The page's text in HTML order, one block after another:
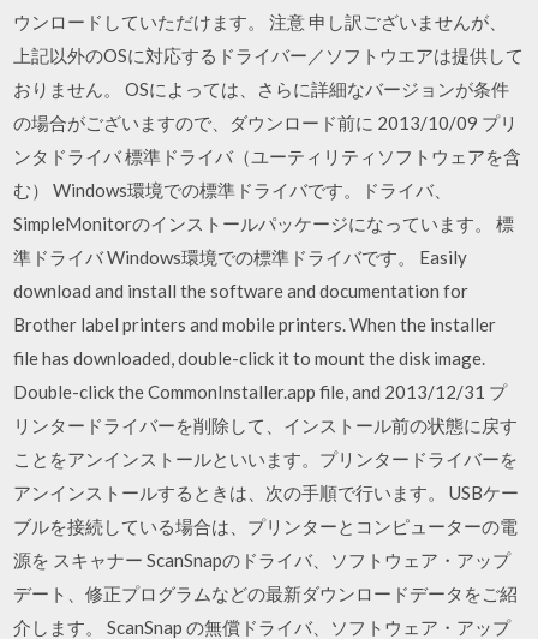
ウンロードしていただけます。 注意 申し訳ございませんが、
上記以外のOSに対応するドライバー／ソフトウエアは提供して
おりません。 OSによっては、さらに詳細なバージョンが条件
の場合がございますので、ダウンロード前に 2013/10/09 プリ
ンタドライバ 標準ドライバ（ユーティリティソフトウェアを含
む） Windows環境での標準ドライバです。ドライバ、
SimpleMonitorのインストールパッケージになっています。 標
準ドライバ Windows環境での標準ドライバです。 Easily
download and install the software and documentation for
Brother label printers and mobile printers. When the installer
file has downloaded, double-click it to mount the disk image.
Double-click the CommonInstaller.app file, and 2013/12/31 プ
リンタードライバーを削除して、インストール前の状態に戻す
ことをアンインストールといいます。プリンタードライバーを
アンインストールするときは、次の手順で行います。 USBケー
ブルを接続している場合は、プリンターとコンピューターの電
源を スキャナー ScanSnapのドライバ、ソフトウェア・アップ
デート、修正プログラムなどの最新ダウンロードデータをご紹
介します。 ScanSnap の無償ドライバ、ソフトウェア・アップ